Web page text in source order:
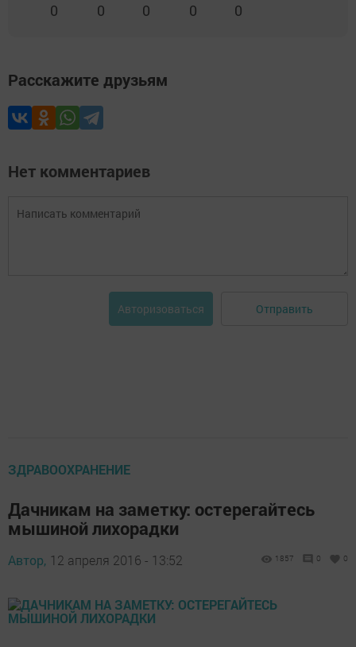
0 0 0 0 0
Расскажите друзьям
Нет комментариев
Авторизоваться Отправить
ЗДРАВООХРАНЕНИЕ
Дачникам на заметку: остерегайтесь
мышиной лихорадки
Автор, 12 апреля 2016 - 13:52 1857 0 0